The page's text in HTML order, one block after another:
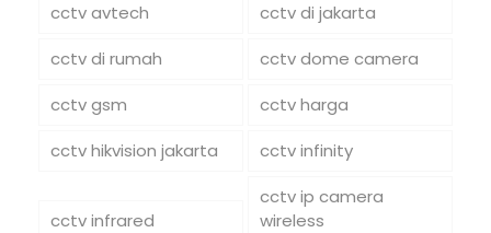
cctv avtech
cctv di jakarta
cctv di rumah
cctv dome camera
cctv gsm
cctv harga
cctv hikvision jakarta
cctv infinity
cctv infrared
cctv ip camera
wireless